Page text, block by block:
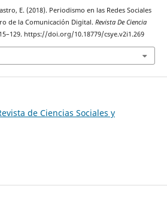
E. (2018). Periodismo en las Redes Sociales
de la Comunicación Digital. Revista De Ciencia
https://doi.org/10.18779/csye.v2i1.269
de Ciencias Sociales y